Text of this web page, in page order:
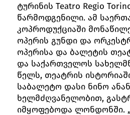
ტურინის Teatro Regio
წარმოდგენილი. ამ
კოპროდუქციაში
ოპერის გუნდი და
ოპერისა და ბალეტის
და საქართველოს
წელს, თეატრის
საბალეტო დასი ნინო
ხელმძღვანელობით,
იმყოფებოდა ლონდონში.